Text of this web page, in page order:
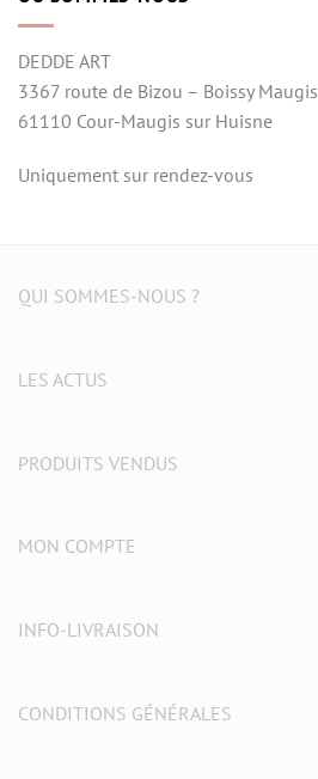
DEDDE ART
3367 route de Bizou – Boissy Maugis
61110 Cour-Maugis sur Huisne
Uniquement sur rendez-vous
QUI SOMMES-NOUS ?
LES ACTUS
PRODUITS VENDUS
MON COMPTE
INFO-LIVRAISON
CONDITIONS GÉNÉRALES